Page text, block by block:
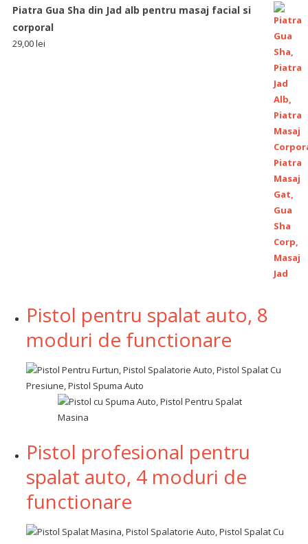
Piatra Gua Sha din Jad alb pentru masaj facial si
corporal
29,00lei
Pistol pentru spalat auto, 8
moduri de functionare
Pistol profesional pentru
spalat auto, 4 moduri de
functionare